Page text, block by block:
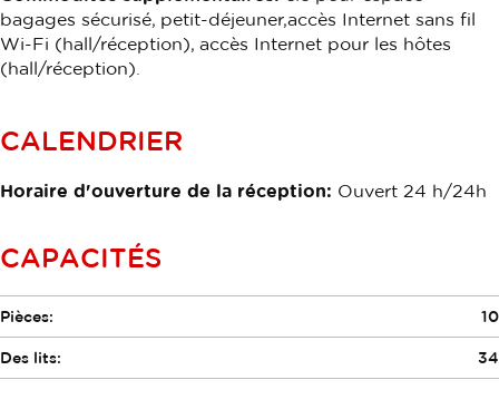
bagages sécurisé, petit-déjeuner,accès Internet sans fil
Wi-Fi (hall/réception), accès Internet pour les hôtes
(hall/réception).
CALENDRIER
Horaire d'ouverture de la réception: Ouvert 24 h/24h
CAPACITÉS
Pièces: 10
Des lits: 34